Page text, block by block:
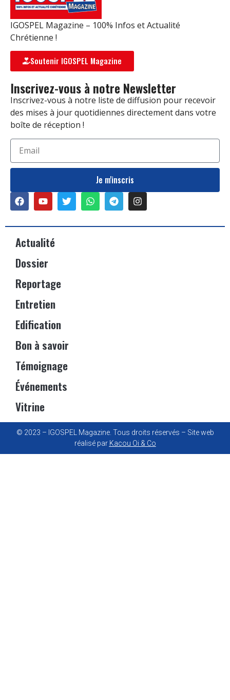
IGOSPEL Magazine – 100% Infos et Actualité
Chrétienne !
Soutenir IGOSPEL Magazine
Inscrivez-vous à notre Newsletter
Inscrivez-vous à notre liste de diffusion pour recevoir
des mises à jour quotidiennes directement dans votre
boîte de réception !
Je m'inscris
Actualité
Dossier
Reportage
Entretien
Edification
Bon à savoir
Témoignage
Événements
Vitrine
© 2023 – IGOSPEL Magazine. Tous droits réservés – Site web
réalisé par Kacou Oi & Co